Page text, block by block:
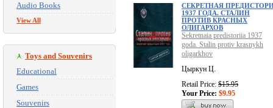
Audio Books
View All
Toys and Souvenirs
Educational
Games
Souvenirs
СЕКРЕТНАЯ
1937 ГОДА. СТАЛИН
ПРОТИВ КРАСНЫХ
ОЛИГАРХОВ
Sekretnaia predistoriia 1937
goda. Stalin protiv krasnykh
oligarkhov
Цыркун Ц.
Retail Price: $15.95
Your Price: $9.95